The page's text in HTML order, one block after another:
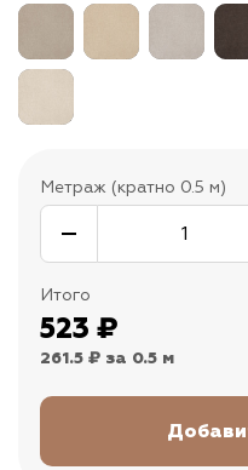
Метраж (кратно 0.5 м)
Итого
523 ₽
261.5 ₽ за 0.5 м